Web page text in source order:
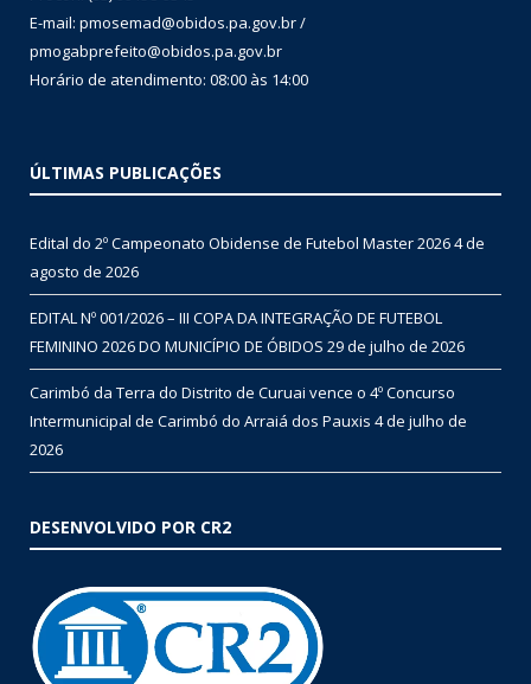
E-mail: pmosemad@obidos.pa.gov.br /
pmogabprefeito@obidos.pa.gov.br
Horário de atendimento: 08:00 às 14:00
ÚLTIMAS PUBLICAÇÕES
Edital do 2º Campeonato Obidense de Futebol Master 20264 de
agosto de 2026
EDITAL Nº 001/2026 – III COPA DA INTEGRAÇÃO DE FUTEBOL
FEMININO 2026 DO MUNICÍPIO DE ÓBIDOS 29 de julho de 2026
Carimbó da Terra do Distrito de Curuai vence o 4º Concurso
Intermunicipal de Carimbó do Arraiá dos Pauxis 4 de julho de
2026
DESENVOLVIDO POR CR2